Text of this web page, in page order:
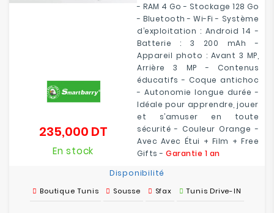
- RAM 4 Go - Stockage 128 Go
-Bluetooth - Wi-Fi - Système
d’exploitation : Android 14 -
Batterie : 3 200 mAh -
Appareil photo : Avant 3 MP,
Arrière 3 MP - Contenus
éducatifs - Coque antichoc
- Autonomie longue durée -
Idéale pour apprendre, jouer
et s’amuser en toute
sécurité - Couleur Orange -
Avec Avec Étui + Film + Free
Gifts - Garantie 1 an
235,000 DTPrix
En stock
Disponibilité
Boutique Tunis Sousse Sfax Tunis Drive-IN